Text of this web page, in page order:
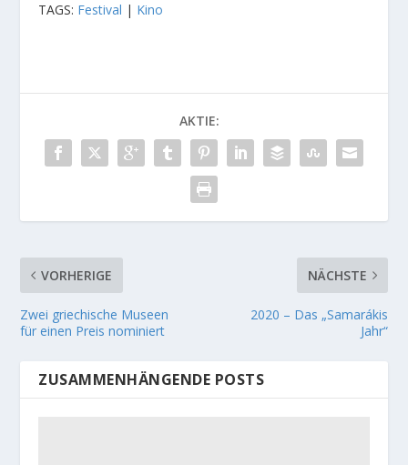
TAGS: Festival | Kino
AKTIE:
VORHERIGE
Zwei griechische Museen
für einen Preis nominiert
NÄCHSTE
2020 – Das „Samarákis
Jahr“
ZUSAMMENHÄNGENDE POSTS